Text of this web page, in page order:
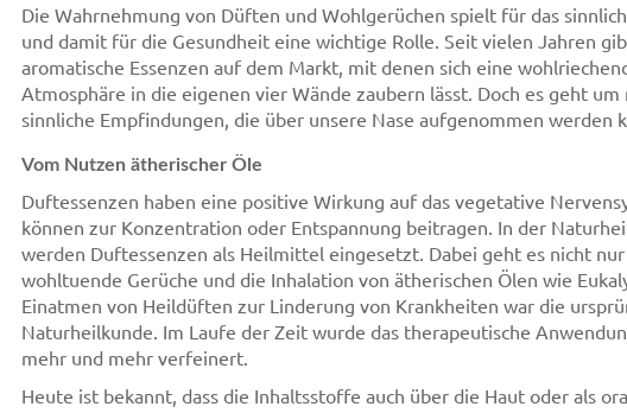
Die Wahrnehmung von Düften und Wohlgerüchen spielt für das
und damit für die Gesundheit eine wichtige Rolle. Seit vielen Jahren
aromatische Essenzen auf dem Markt, mit denen sich eine
Atmosphäre in die eigenen vier Wände zaubern lässt. Doch es geht um
sinnliche Empfindungen, die über unsere Nase aufgenommen werden
Vom Nutzen ätherischer Öle
Duftessenzen haben eine positive Wirkung auf das vegetative
können zur Konzentration oder Entspannung beitragen. In der
werden Duftessenzen als Heilmittel eingesetzt. Dabei geht es nicht
wohltuende Gerüche und die Inhalation von ätherischen Ölen wie
Einatmen von Heildüften zur Linderung von Krankheiten war die
Naturheilkunde. Im Laufe der Zeit wurde das therapeutische
mehr und mehr verfeinert.
Heute ist bekannt, dass die Inhaltsstoffe auch über die Haut oder als